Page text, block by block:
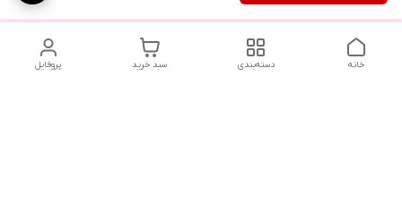
پروفایل سبد خرید دسته‌بندی خانه